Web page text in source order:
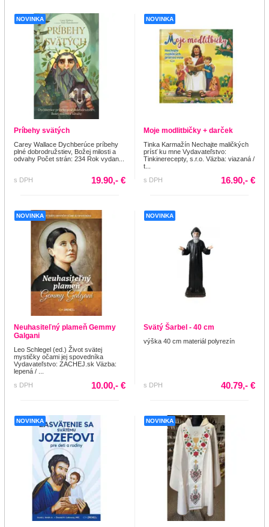
NOVINKA
Príbehy svätých
Carey Wallace Dychberúce príbehy
plné dobrodružstiev, Božej milosti a
odvahy Počet strán: 234 Rok vydan...
s DPH 19.90,- €
NOVINKA
Moje modlitbičky + darček
Tinka Karmažín Nechajte maličkých
prísť ku mne Vydavateľstvo:
Tinkinerecepty, s.r.o. Väzba: viazaná /
t...
s DPH
16.90,- €
NOVINKA
Neuhasiteľný plameň Gemmy
Galgani
Leo Schlegel (ed.) Život svätej
mystičky očami jej spovedníka
Vydavateľstvo: ZACHEJ.sk Väzba:
lepená / ...
s DPH
10.00,- €
NOVINKA
Svätý Šarbel - 40 cm
výška 40 cm materiál polyrezín
s DPH 40.79,- €
NOVINKA NOVINKA